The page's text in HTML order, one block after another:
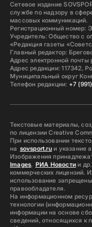
Сетевое издание
службе по надзору в
массовых коммуникаций.
Регистрационный номер:
Учредитель: Общество с
«Редакция газеты
Главный редактор:
Адрес электронной почты
Адрес редакции: 117342,
Муниципальный округ
Телефон редакции: +7
Текстовые материалы,
по лицензии Creative
При использовании
на sovsport.ruи указание
Изображения
Images, РИА Новостии
коммерческих лицензий.
использование
правообладателя.
На информационном
технологии
информации на основе
сведений, относящихся к